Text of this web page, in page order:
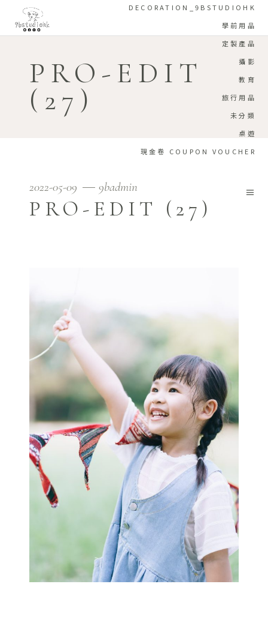
DECORATION_9BSTUDIOHK
學前用品
定製產品
攝影
教育
旅行用品
未分類
桌遊
現金卷 COUPON VOUCHER
PRO-EDIT
(27)
2022-05-09 9badmin
PRO-EDIT (27)